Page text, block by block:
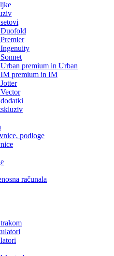
premium in Urban
IM premium in IM
podloge
računala